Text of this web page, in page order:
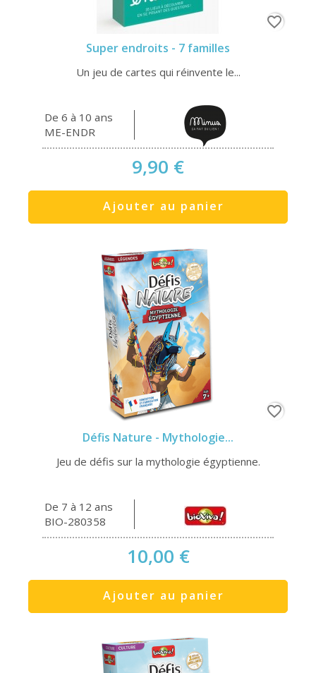
Super endroits - 7 familles
Un jeu de cartes qui réinvente le...
De 6 à 10 ans
ME-ENDR
9,90 €
Ajouter au panier
favorite_border
Défis Nature - Mythologie...
Jeu de défis sur la mythologie égyptienne.
De 7 à 12 ans
BIO-280358
10,00 €
Ajouter au panier
favorite_border